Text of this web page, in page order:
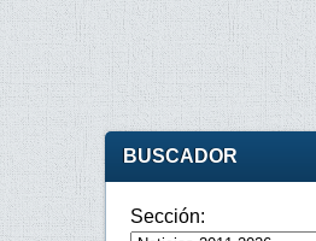
BUSCADOR
Sección: